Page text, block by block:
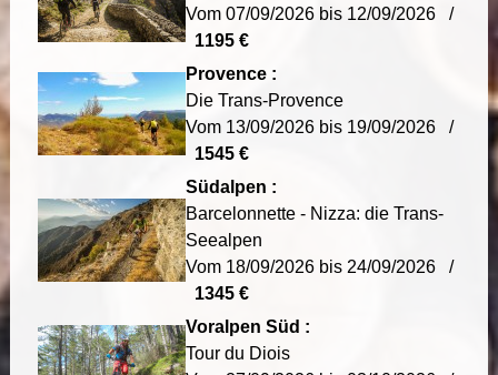
Vom 07/09/2026 bis 12/09/2026 /
1195 €
Provence :
Die Trans-Provence
Vom 13/09/2026 bis 19/09/2026 /
1545 €
Südalpen :
Barcelonnette - Nizza: die Trans-
Seealpen
Vom 18/09/2026 bis 24/09/2026 /
1345 €
Voralpen Süd :
Tour du Diois